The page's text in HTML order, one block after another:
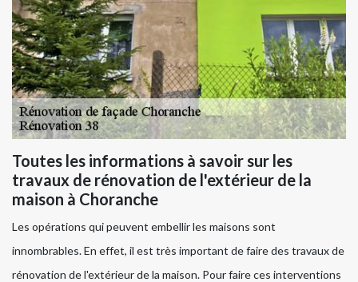
Toutes les informations à savoir sur les
travaux de rénovation de l'extérieur de la
maison à Choranche
Les opérations qui peuvent embellir les maisons sont
innombrables. En effet, il est très important de faire des travaux de
rénovation de l'extérieur de la maison. Pour faire ces interventions